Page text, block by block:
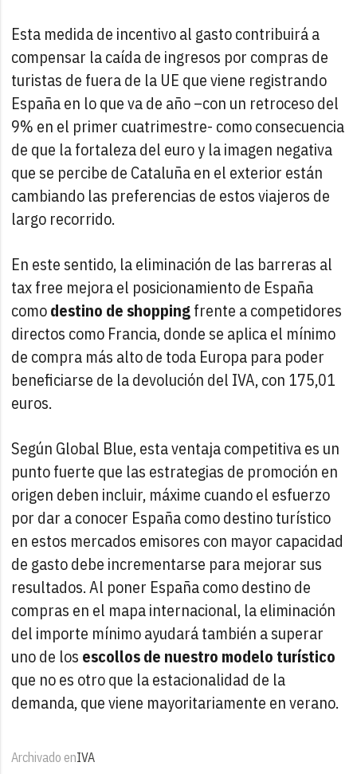
Esta medida de incentivo al gasto contribuirá a
compensar la caída de ingresos por compras de
turistas de fuera de la UE que viene registrando
España en lo que va de año –con un retroceso del
9% en el primer cuatrimestre- como consecuencia
de que la fortaleza del euro y la imagen negativa
que se percibe de Cataluña en el exterior están
cambiando las preferencias de estos viajeros de
largo recorrido.
En este sentido, la eliminación de las barreras al
tax free mejora el posicionamiento de España
comodestino de shoppingfrente a competidores
directos como Francia, donde se aplica el mínimo
de compra más alto de toda Europa para poder
beneficiarse de la devolución del IVA, con 175,01
euros.
Según Global Blue, esta ventaja competitiva es un
punto fuerte que las estrategias de promoción en
origen deben incluir, máxime cuando el esfuerzo
por dar a conocer España como destino turístico
en estos mercados emisores con mayor capacidad
de gasto debe incrementarse para mejorar sus
resultados. Al poner España como destino de
compras en el mapa internacional, la eliminación
del importe mínimo ayudará también a superar
uno de los escollos de nuestro modelo turístico
que no es otro que la estacionalidad de la
demanda, que viene mayoritariamente en verano.
Archivado enIVA